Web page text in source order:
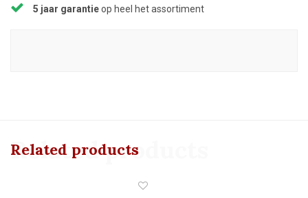
5 jaar garantieop heel het assortiment
Related products
Related products